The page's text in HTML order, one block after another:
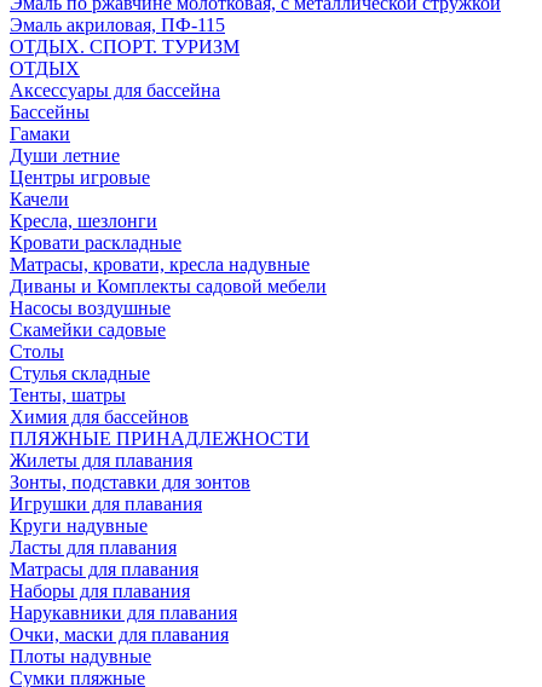
Эмаль акриловая, ПФ-115
ОТДЫХ. СПОРТ. ТУРИЗМ
ОТДЫХ
Аксессуары для бассейна
Бассейны
Гамаки
Души летние
Центры игровые
Качели
Кресла, шезлонги
Кровати раскладные
Матрасы, кровати, кресла надувные
Диваны и Комплекты садовой мебели
Насосы воздушные
Скамейки садовые
Столы
Стулья складные
Тенты, шатры
Химия для бассейнов
ПЛЯЖНЫЕ ПРИНАДЛЕЖНОСТИ
Жилеты для плавания
Зонты, подставки для зонтов
Игрушки для плавания
Круги надувные
Ласты для плавания
Матрасы для плавания
Наборы для плавания
Нарукавники для плавания
Очки, маски для плавания
Плоты надувные
Сумки пляжные